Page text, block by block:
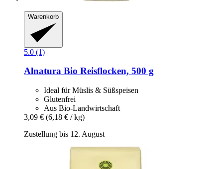
Warenkorb
5.0 (1)
Alnatura Bio Reisflocken, 500 g
Ideal für Müslis & Süßspeisen
Glutenfrei
Aus Bio-Landwirtschaft
3,09 € (6,18 € / kg)
Zustellung bis 12. August